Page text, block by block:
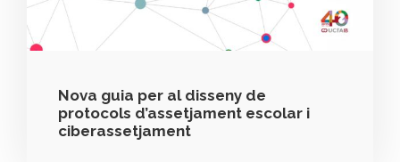
Nova guia per al disseny de
protocols d’assetjament escolar i
ciberassetjament